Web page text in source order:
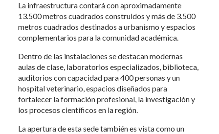
La infraestructura contará con aproximadamente
13.500 metros cuadrados construidos y más de 3.500
metros cuadrados destinados a urbanismo y espacios
complementarios para la comunidad académica.
Dentro de las instalaciones se destacan modernas
aulas de clase, laboratorios especializados, biblioteca,
auditorios con capacidad para 400 personas y un
hospital veterinario, espacios diseñados para
fortalecer la formación profesional, la investigación y
los procesos científicos en la región.
La apertura de esta sede también es vista como un